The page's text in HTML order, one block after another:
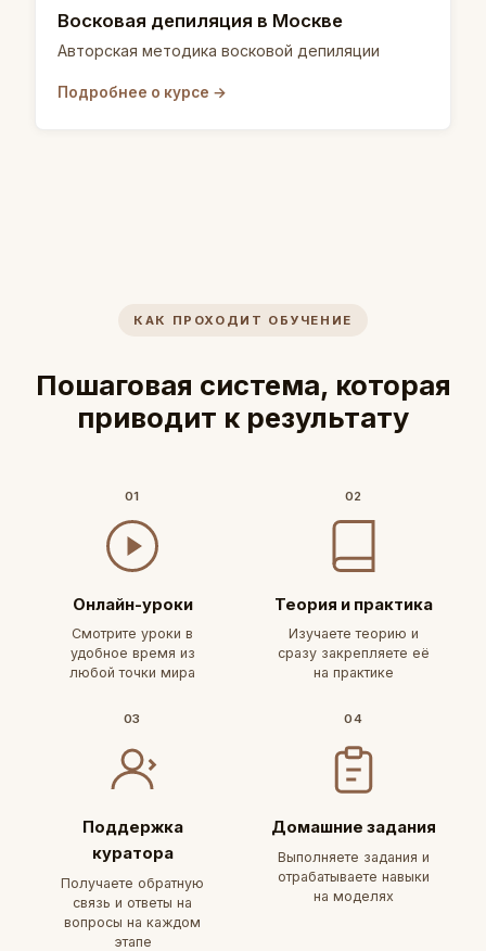
Восковая депиляция в Москве
Авторская методика восковой депиляции
Подробнее о курсе →
КАК ПРОХОДИТ ОБУЧЕНИЕ
Пошаговая система, которая
приводит к результату
01
Онлайн-уроки
Смотрите уроки в
удобное время из
любой точки мира
02
Теория и практика
Изучаете теорию и
сразу закрепляете её
на практике
03
Поддержка
куратора
Получаете обратную
связь и ответы на
вопросы на каждом
этапе
04
Домашние задания
Выполняете задания и
отрабатываете навыки
на моделях